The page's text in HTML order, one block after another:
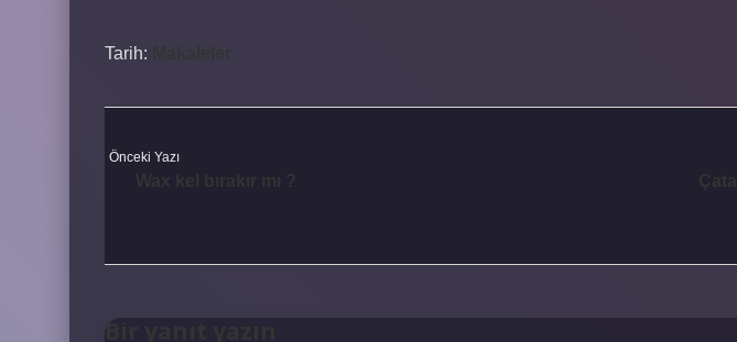
Tarih: Makaleler
Önceki Yazı